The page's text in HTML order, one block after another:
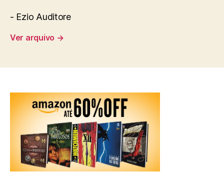
- Ezio Auditore
Ver arquivo →